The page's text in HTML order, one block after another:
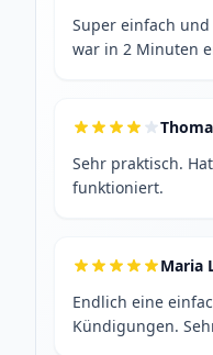
Super einfach
war in 2 Minuten
Sehr praktisch.
funktioniert.
Maria
Endlich eine
Kündigungen.